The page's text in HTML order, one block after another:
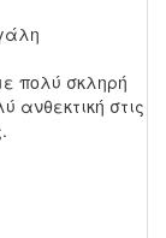
πολύ σκληρή
στις